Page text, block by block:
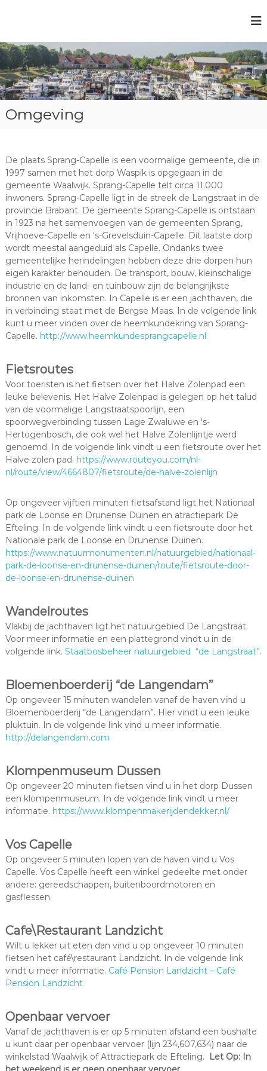
a
a
r
d
e
a
c
h
t
h
a
n
A
q
u
a
p
e
l
l
e
Omgeving
De plaats Sprang-Capelle is een voormalige gemeente, die in
1997 samen met het dorp Waspik is opgegaan in de
gemeente Waalwijk. Sprang-Capelle telt circa 11.000
inwoners. Sprang-Capelle ligt in de streek de Langstraat in de
provincie Brabant. De gemeente Sprang-Capelle is ontstaan
in 1923 na het samenvoegen van de gemeenten Sprang,
Vrijhoeve-Capelle en ‘s-Grevelsduin-Capelle. Dit laatste dorp
wordt meestal aangeduid als Capelle. Ondanks twee
gemeentelijke herindelingen hebben deze drie dorpen hun
eigen karakter behouden. De transport, bouw, kleinschalige
industrie en de land- en tuinbouw zijn de belangrijkste
bronnen van inkomsten. In Capelle is er een jachthaven, die
in verbinding staat met de Bergse Maas. In de volgende link
kunt u meer vinden over de heemkundekring van Sprang-
Capelle. http://www.heemkundesprangcapelle.nl
Fietsroutes
Voor toeristen is het fietsen over het Halve Zolenpad een
leuke belevenis. Het Halve Zolenpad is gelegen op het talud
van de voormalige Langstraatspoorlijn, een
spoorwegverbinding tussen Lage Zwaluwe en ‘s-
Hertogenbosch, die ook wel het Halve Zolenlijntje werd
genoemd. In de volgende link vindt u een fietsroute over het
Halve zolen pad. https://www.routeyou.com/nl-
nl/route/view/4664807/fietsroute/de-halve-zolenlijn
Op ongeveer vijftien minuten fietsafstand ligt het Nationaal
park de Loonse en Drunense Duinen en atractiepark De
Efteling. In de volgende link vindt u een fietsroute door het
Nationale park de Loonse en Drunense Duinen.
https://www.natuurmonumenten.nl/natuurgebied/nationaal-
park-de-loonse-en-drunense-duinen/route/fietsroute-door-
de-loonse-en-drunense-duinen
Wandelroutes
Vlakbij de jachthaven ligt het natuurgebied De Langstraat.
Voor meer informatie en een plattegrond vindt u in de
volgende link. Staatbosbeheer natuurgebied “de Langstraat”.
Bloemenboerderij “de Langendam”
Op ongeveer 15 minuten wandelen vanaf de haven vind u
Bloemenboerderij “de Langendam”. Hier vindt u een leuke
pluktuin. In de volgende link vind u meer informatie.
http://delangendam.com
Klompenmuseum Dussen
Op ongeveer 20 minuten fietsen vind u in het dorp Dussen
een klompenmuseum. In de volgende link vindt u meer
informatie. https://www.klompenmakerijdendekker.nl/
Vos Capelle
Op ongeveer 5 minuten lopen van de haven vind u Vos
Capelle. Vos Capelle heeft een winkel gedeelte met onder
andere: gereedschappen, buitenboordmotoren en
gasflessen.
Cafe\Restaurant Landzicht
Wilt u lekker uit eten dan vind u op ongeveer 10 minuten
fietsen het café\restaurant Landzicht. In de volgende link
vindt u meer informatie. Café Pension Landzicht – Café
Pension Landzicht
Openbaar vervoer
Vanaf de jachthaven is er op 5 minuten afstand een bushalte
u kunt daar per openbaar vervoer (lijn 234,607,634) naar de
winkelstad Waalwijk of Attractiepark de Efteling.
Let Op: In